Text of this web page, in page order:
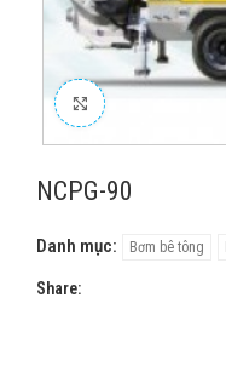
Click to enlarge
NCPG-90
Danh mục: Bơm bê tông
Share: